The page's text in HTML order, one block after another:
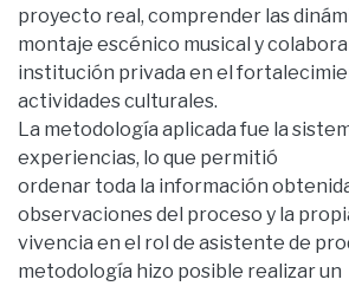
proyecto real, comprender las
montaje escénico musical y
institución privada en el
actividades culturales.
La metodología aplicada fue la
experiencias, lo que permitió
ordenar toda la información
observaciones del proceso y la
vivencia en el rol de asistente de
metodología hizo posible realizar un